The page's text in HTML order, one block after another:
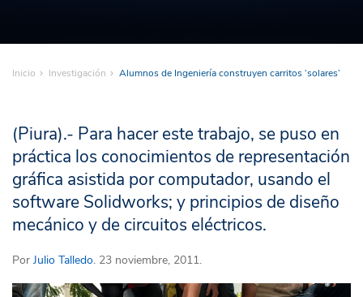
Inicio Investigación Alumnos de Ingeniería construyen carritos ‘solares’
(Piura).- Para hacer este trabajo, se puso en
práctica los conocimientos de representación
gráfica asistida por computador, usando el
software Solidworks; y principios de diseño
mecánico y de circuitos eléctricos.
Por Julio Talledo. 23 noviembre, 2011.